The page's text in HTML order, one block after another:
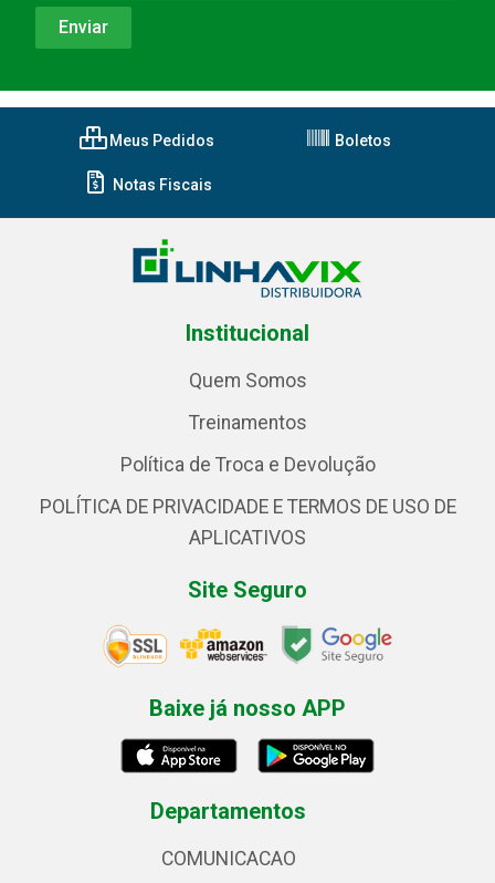
Meus Pedidos Boletos
Notas Fiscais
Institucional
Quem Somos
Treinamentos
Política de Troca e Devolução
POLÍTICA DE PRIVACIDADE E TERMOS DE USO DE
APLICATIVOS
Site Seguro
Baixe já nosso APP
Departamentos
COMUNICACAO